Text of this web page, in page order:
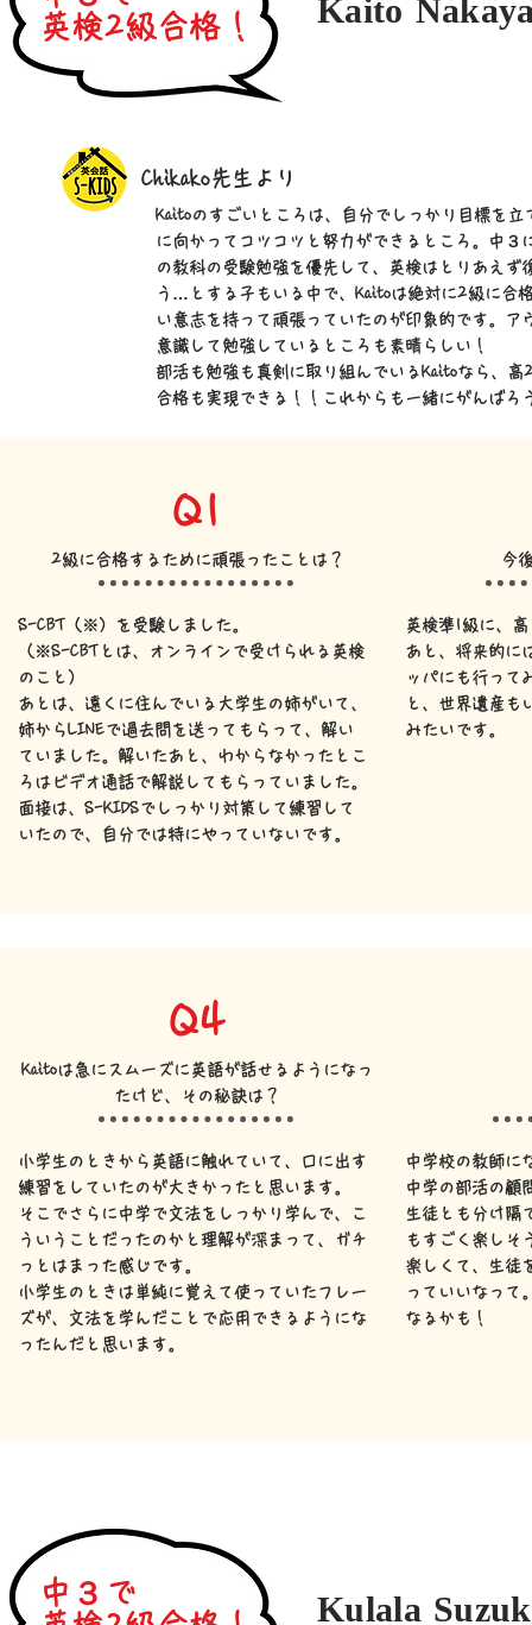
Kaito
英検2級合格！
Chikako先生より
Kaitoのすごいところは、自分でしっかり目標を立
に向かってコツコツと努力ができるところ。中３
の教科の受験勉強を優先して、英検はとりあえず
う…とする子もいる中で、Kaitoは絶対に2級に合
い意志を持って頑張っていたのが印象的です。ア
意識して勉強しているところも素晴らしい！
部活も勉強も真剣に取り組んでいるKaitoなら、高
合格も実現できる！！これからも一緒にがんばろ
Q1
2級に合格するために頑張ったことは？
S-CBT（※）を受験しました。
（※S-CBTとは、オンラインで受けられる英検
のこと）
あとは、遠くに住んでいる大学生の姉がいて、
姉からLINEで過去問を送ってもらって、解い
ていました。解いたあと、わからなかったとこ
ろはビデオ通話で解説してもらっていました。
面接は、S-KIDSでしっかり対策して練習して
いたので、自分では特にやっていないです。
今
英検準1級に、
あと、将来的に
ッパにも行って
と、世界遺産も
みたいです。
Q4
Kaitoは急にスムーズに英語が話せるようになっ
たけど、その秘訣は？
小学生のときから英語に触れていて、口に出す
練習をしていたのが大きかったと思います。
そこでさらに中学で文法をしっかり学んで、こ
ういうことだったのかと理解が深まって、ガチ
っとはまった感じです。
​小学生のときは単純に覚えて使っていたフレー
ズが、文法を学んだことで応用できるようにな
ったんだと思います。
中学校の教師に
中学の部活の顧
生徒とも分け隔
もすごく楽しそ
楽しくて、生徒
っていいなって
なるかも！
Kulala
中３で